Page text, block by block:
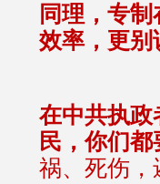
同理，专
效率，更别
在中共执政
民，你们
祸、死伤，